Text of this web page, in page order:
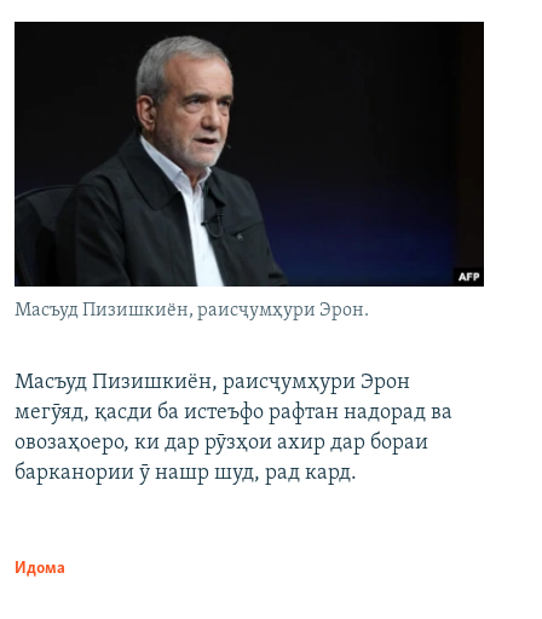
Масъуд Пизишкиён, раисҷумҳури Эрон.
Масъуд Пизишкиён, раисҷумҳури Эрон
мегӯяд, қасди ба истеъфо рафтан надорад ва
овозаҳоеро, ки дар рӯзҳои ахир дар бораи
барканории ӯ нашр шуд, рад кард.
Идома